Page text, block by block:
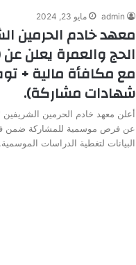
admin مايو 23, 2024
معهد خادم الحرمين
الحج والعمرة يعلن
مع مكافأة مالية +
شهادات مشاركة).
أعلن معهد خادم الحرمين الشريفين
عن فرص موسمية للمشاركة ضمن
البيانات لتغطية الدراسات